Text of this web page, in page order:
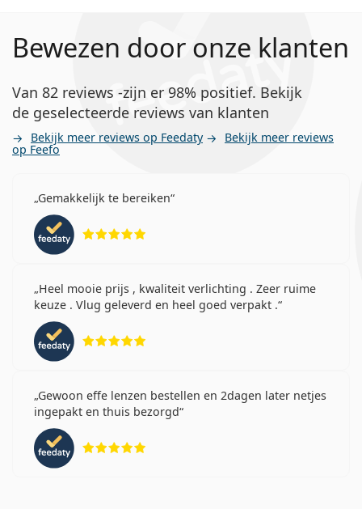
Bewezen door onze klanten
Van 82 reviews -zijn er 98% positief. Bekijk
de geselecteerde reviews van klanten
Bekijk meer reviews op Feedaty Bekijk meer reviews
op Feefo
Gemakkelijk te bereiken
Heel mooie prijs , kwaliteit verlichting . Zeer ruime
keuze . Vlug geleverd en heel goed verpakt .
Gewoon effe lenzen bestellen en 2dagen later netjes
ingepakt en thuis bezorgd